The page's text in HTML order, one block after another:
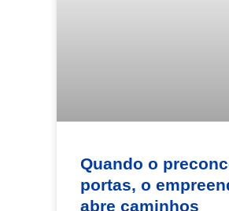
Quando o
portas, o
abre caminhos